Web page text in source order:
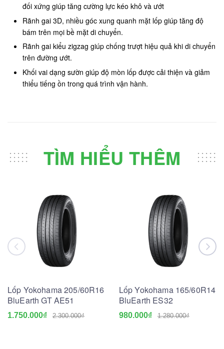
đối xứng giúp tăng cường lực kéo khô và ướt
Rãnh gai 3D, nhiều góc xung quanh mặt lốp giúp tăng độ
bám trên mọi bề mặt di chuyển.
Rãnh gai kiểu zigzag giúp chống trượt hiệu quả khi di chuyển
trên đường ướt.
Khối vai dạng sườn giúp độ mòn lốp được cải thiện và giảm
thiểu tiếng ồn trong quá trình vận hành.
TÌM HIỂU THÊM
Lốp Yokohama 205/60R16
BluEarth GT AE51
1.750.000₫ 2.300.000₫
Lốp Yokohama 165/60R14
BluEarth ES32
980.000₫ 1.280.000₫